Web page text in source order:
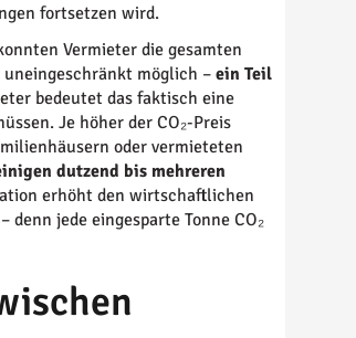
fortsetzen wird.
Vermieter die gesamten
uneingeschränkt möglich –ein Teil
bedeutet das faktisch eine
Je höher der CO₂-Preis
oder vermieteten
dutzend bis mehreren
erhöht den wirtschaftlichen
jede eingesparte Tonne CO₂